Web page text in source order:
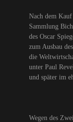
Nach dem
Sammlung
des Oscar
zum Ausbau
die
unter Paul
und später im
Wegen des